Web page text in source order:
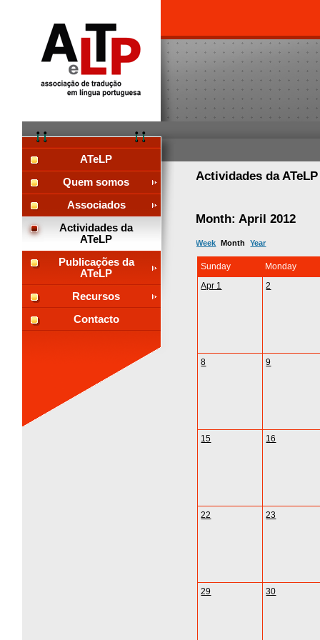
ATeLP
Quem somos
Associados
Actividades da
ATeLP
Publicações da
ATeLP
Recursos
Contacto
Actividades da
Month: April 2012
Week Month Year
Sunday
Monday
Apr 1
2
8 9
15 16
22 23
29 30